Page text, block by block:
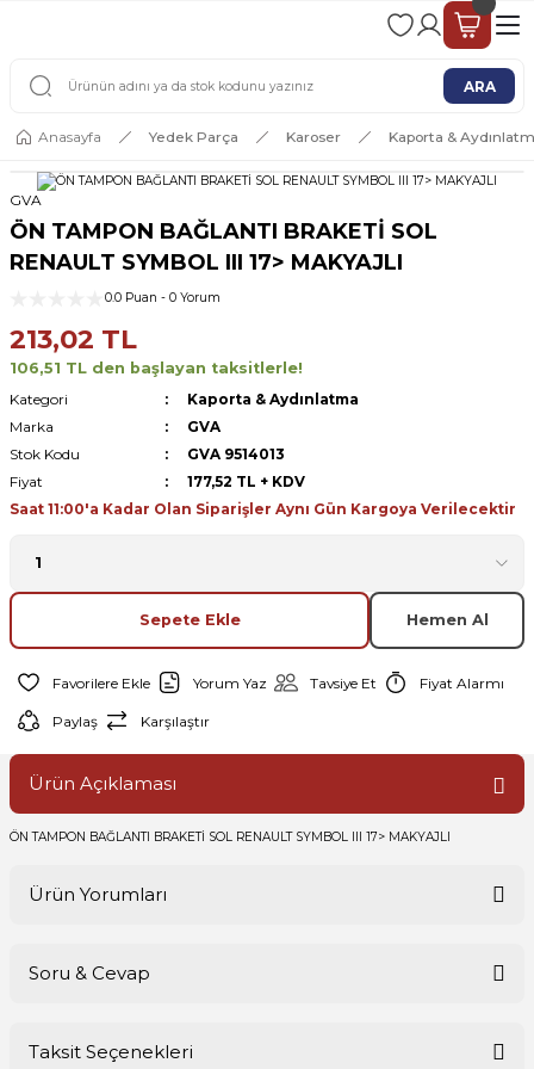
2 - 4 İŞ GÜNÜ İÇERİSİNDE KARGO
ARA
Anasayfa Yedek Parça Karoser Kaporta &
GVA
ÖN TAMPON BAĞLANTI BRAKETİ SOL
RENAULT SYMBOL III 17> MAKYAJLI
0.0 Puan - 0 Yorum
213,02 TL
106,51 TL den başlayan taksitlerle!
Kategori
Kaporta & Aydınlatma
Marka
GVA
Stok Kodu
GVA 9514013
Fiyat
177,52 TL + KDV
Saat 11:00'a Kadar Olan Siparişler Aynı Gün Kargoya Verilecektir
Sepete Ekle Hemen Al
Yorum Yaz Tavsiye Et Fiyat Alarmı
Paylaş Karşılaştır
Ürün Açıklaması
ÖN TAMPON BAĞLANTI BRAKETİ SOL RENAULT SYMBOL III 17> MAKYAJLI
Ürün Yorumları
Soru & Cevap
Taksit Seçenekleri